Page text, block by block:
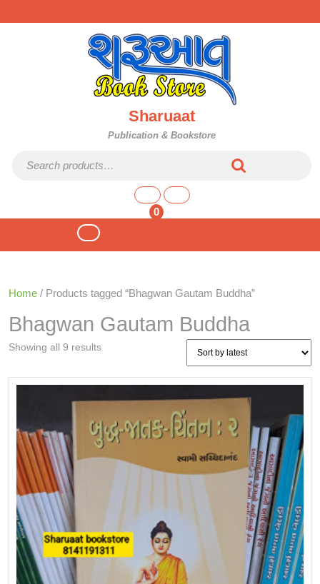
to
Sharuaat
Publication & Bookstore
0
shopping
Open
Home / Products tagged “Bhagwan Gautam Buddha”
Bhagwan Gautam Buddha
Showing all 9 resultsSorted
latest